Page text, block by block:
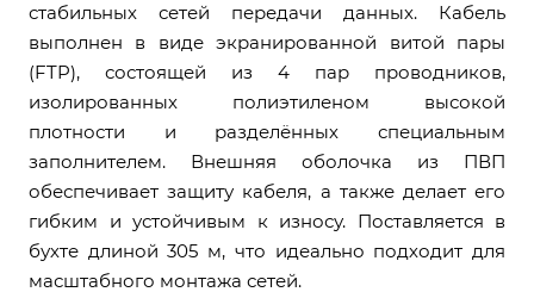
стабильных сетей передачи данных. Кабель
выполнен в виде экранированной витой пары
(FTP), состоящей из 4 пар проводников,
изолированных полиэтиленом высокой
плотности и разделённых специальным
заполнителем. Внешняя оболочка из ПВП
обеспечивает защиту кабеля, а также делает его
гибким и устойчивым к износу. Поставляется в
бухте длиной 305 м, что идеально подходит для
масштабного монтажа сетей.